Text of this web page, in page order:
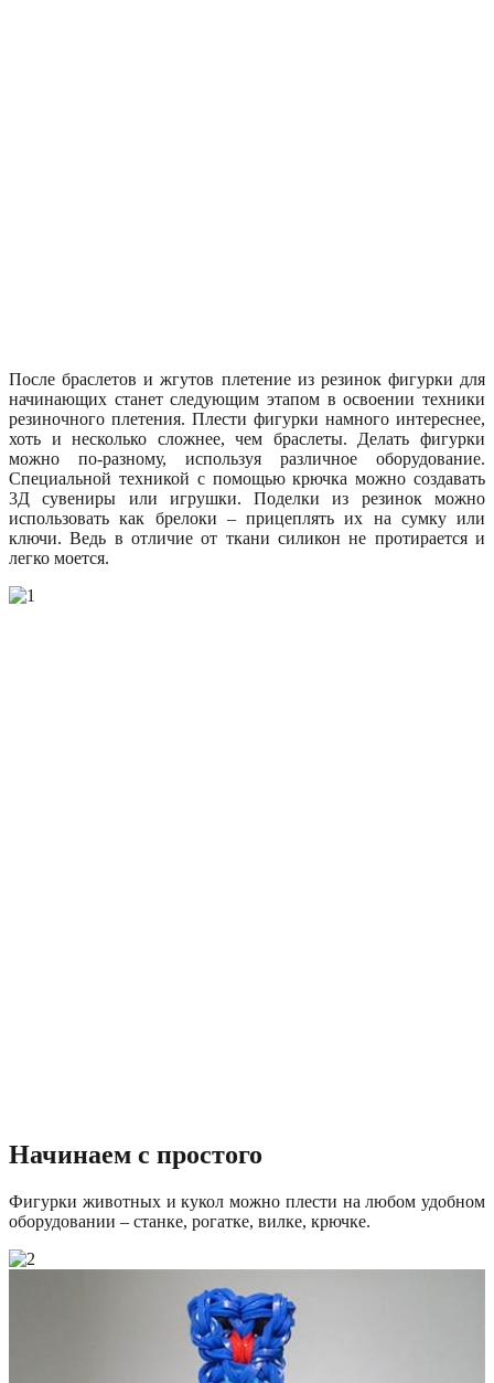
После браслетов и жгутов плетение из резинок фигурки для
начинающих станет следующим этапом в освоении техники
резиночного плетения. Плести фигурки намного интереснее,
хоть и несколько сложнее, чем браслеты. Делать фигурки
можно по-разному, используя различное оборудование.
Специальной техникой с помощью крючка можно создавать
3Д сувениры или игрушки. Поделки из резинок можно
использовать как брелоки – прицеплять их на сумку или
ключи. Ведь в отличие от ткани силикон не протирается и
легко моется.
Начинаем с простого
Фигурки животных и кукол можно плести на любом удобном
оборудовании – станке, рогатке, вилке, крючке.